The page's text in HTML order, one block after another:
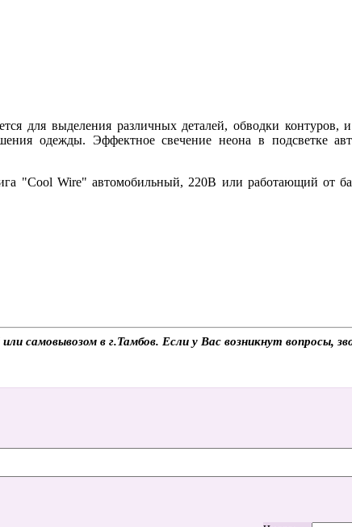
для выделения различных деталей, обводки контуров,
одежды. Эффектное свечение неона в подсветке
"Cool Wire" автомобильный, 220В или работающий от
самовывозом в г.Тамбов. Если у Вас возникнут